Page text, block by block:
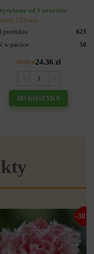
od 5 września
112 razy
produktu
625
w paczce
50
60.90 zł24.36 zł
DO KOSZYKA
-30%